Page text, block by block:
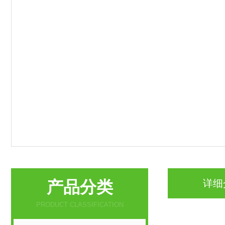
详
产品分类
PRODUCT CLASSIFICATION